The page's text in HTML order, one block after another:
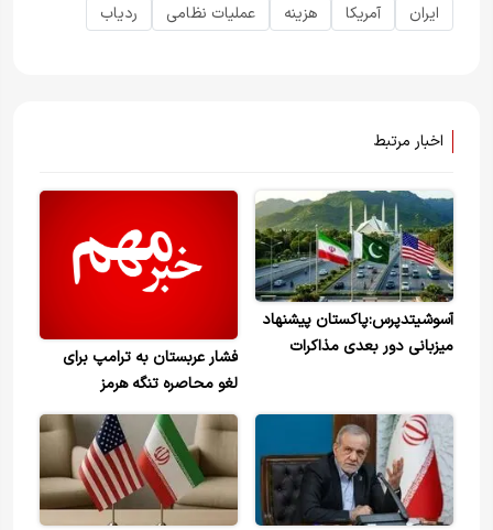
ایران آمریکا هزینه عملیات نظامی ردیاب
اخبار مرتبط
آسوشیتدپرس:‌پاکستان پیشنهاد
میزبانی دور بعدی مذاکرات
فشار عربستان به ترامپ برای
لغو محاصره تنگه هرمز